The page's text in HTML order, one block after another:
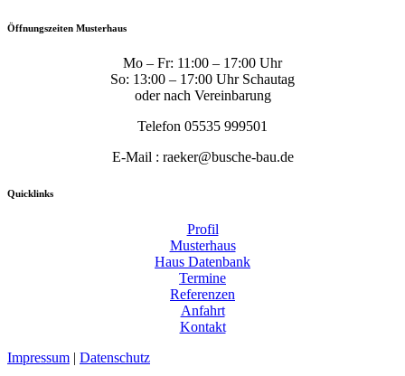
Öffnungszeiten Musterhaus
Mo – Fr: 11:00 – 17:00 Uhr
So: 13:00 – 17:00 Uhr Schautag
oder nach Vereinbarung
Telefon 05535 999501
E-Mail : raeker@busche-bau.de
Quicklinks
Profil
Musterhaus
Haus Datenbank
Termine
Referenzen
Anfahrt
Kontakt
Impressum | Datenschutz